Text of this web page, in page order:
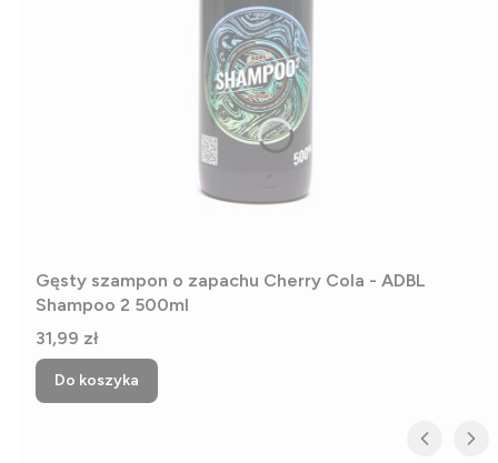
Gęsty szampon o zapachu Cherry Cola - ADBL
Shampoo 2 500ml
Cena
31,99 zł
Do koszyka